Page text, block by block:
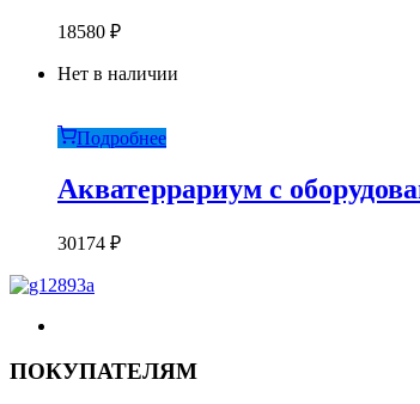
18580 ₽
Нет в наличии
Подробнее
Акватеррариум с
30174 ₽
ПОКУПАТЕЛЯМ